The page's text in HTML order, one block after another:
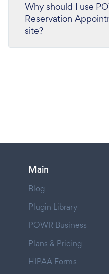
Why should I use
Reservation
site?
Main
Blog
Plugin Library
POWR Business
Plans & Pricing
HIPAA Forms